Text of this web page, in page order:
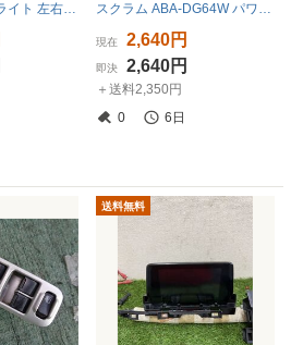
ＭＳ－６ ヘッドライト 左右 E-GEEP 傷 ヘッドランプ スクラム ABA-DG64W パワーウインドウスイッチ PZターボ AT C8H-S105
現在 2,640円
即決 2,640円
＋送料2,350円
0
6日
送料無料